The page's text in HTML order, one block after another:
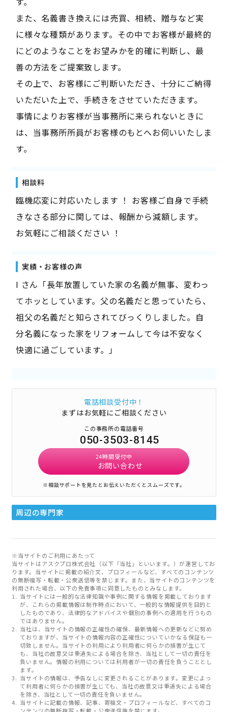
また、名義書き換えには売買、相続、贈与など実
に様々な種類があります。その中でお客様が最終的
にどのようなことをお望みかを的確に判断し、最
善の方法をご提案致します。
その上で、お客様にご判断いただき、十分にご納得
いただいた上で、手続きをさせていただきます。
事情によりお客様が当事務所に来られないときに
は、当事務所所員がお客様のもとへお伺いいたしま
す。
相談料
臨機応変に対応いたします ！ お客様ご自身で手続
きなさる部分に関しては、報酬から減額します。
お気軽にご相談ください ！
実績・お客様の声
I さん「長年放置していた家の名義が無事、変わっ
てホッとしています。父の名義だと思っていたら、
祖父の名義だと知らされてびっくりしました。自
分名義になった家をリフォームして今は不安なく
快適に過ごしています。」
電話相談受付中！
まずはお気軽にご相談ください
この事務所の電話番号
050-3503-8145
24時間受付中
お問い合わせ
※相談サポートを見たとお伝えいただくとスムーズです。
周辺の専門家
※当サイトのご利用にあたって
当サイトはアスクプロ株式会社（以下「当社」といいます。）が運営してお
ります。当サイトに掲載の紹介文、プロフィールなど、すべてのコンテンツ
の無断複写・転載・公衆送信等を禁じます。また、当サイトのコンテンツを
利用された場合、以下の免責事項に同意したものとみなします。
当サイトには一般的な法律知識や事例に関する情報を掲載しております
が、これらの掲載情報は制作時点において、一般的な情報提供を目的と
したものであり、法律的なアドバイスや個別の事例への適用を行うもの
ではありません。
当社は、当サイトの情報の正確性の確保、最新情報への更新などに努め
ておりますが、当サイトの情報内容の正確性についていかなる保証も一
切致しません。当サイトの利用により利用者に何らかの損害が生じて
も、当社の故意又は重過失による場合を除き、当社として一切の責任を
負いません。情報の利用については利用者が一切の責任を負うこととし
ます。
当サイトの情報は、予告なしに変更されることがあります。変更によっ
て利用者に何らかの損害が生じても、当社の故意又は重過失による場合
を除き、当社として一切の責任を負いません。
当サイトに記載の情報、記事、寄稿文・プロフィールなど、すべてのコ